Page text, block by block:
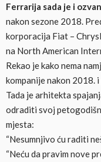
Ferrarija sada je i
nakon sezone 2018.
korporacija Fiat –
na North American
Rekao je kako nema
kompanije nakon 2018.
Tada je arhitekta
odraditi svoj
mjesta:
“Nesumnjivo ću raditi
“Neću da pravim nove